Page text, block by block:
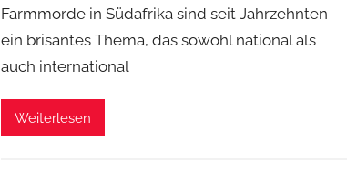
Farmmorde in Südafrika sind seit Jahrzehnten
ein brisantes Thema, das sowohl national als
auch international
Weiterlesen